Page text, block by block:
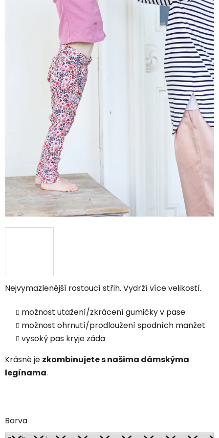
Nejvymazlenější rostoucí střih. Vydrží více velikostí.
možnost utažení/zkrácení gumičky v pase
možnost ohrnutí/prodloužení spodních manžet
vysoký pas kryje záda
Krásně je zkombinujete s našima dámskýma
legínama.
Barva